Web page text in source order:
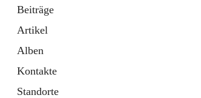
Beiträge
Artikel
Alben
Kontakte
Standorte